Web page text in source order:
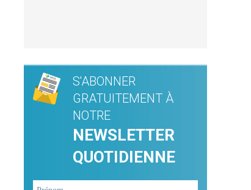
S'ABONNER
GRATUITEMENT À
NOTRE
NEWSLETTER
QUOTIDIENNE